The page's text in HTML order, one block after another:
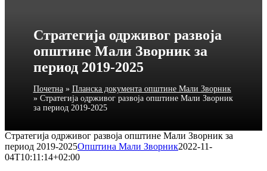
Стратегија одрживог развоја
општине Мали Зворник за
период 2019-2025
Почетна» Планска документа општине Мали Зворник
» Стратегија одрживог развоја општине Мали Зворник
за период 2019-2025
Стратегија одрживог развоја општине Мали Зворник за
период 2019-2025Општина Мали Зворник2022-11-
04T10:11:14+02:00